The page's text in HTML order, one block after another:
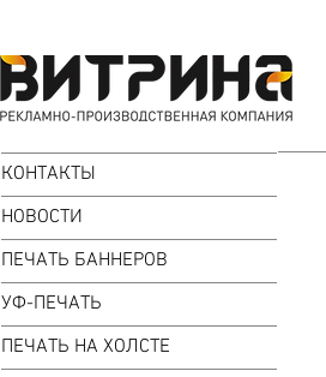
КОНТАКТЫ
НОВОСТИ
ПЕЧАТЬ БАННЕРОВ
УФ-ПЕЧАТЬ
ПЕЧАТЬ НА ХОЛСТЕ